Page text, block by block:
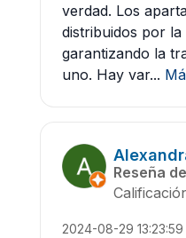
verdad. Los
distribuidos por la
garantizando la
uno. Hay var...
Reseña
2024-08-29 13:23:59